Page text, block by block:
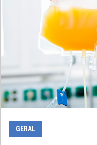
GERAL